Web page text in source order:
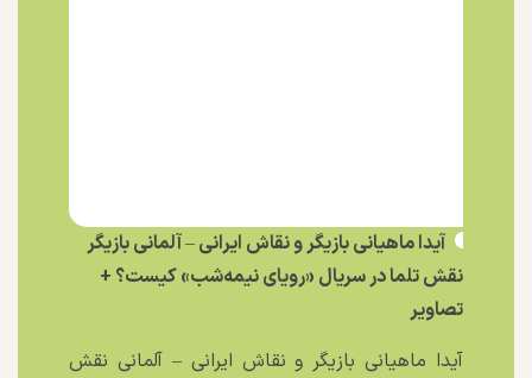
آیدا ماهیانی بازیگر و نقاش ایرانی – آلمانی بازیگر
نقش تلما در سریال «رویای نیمه‌شب» کیست؟ +
تصاویر
آیدا ماهیانی بازیگر و نقاش ایرانی – آلمانی نقش